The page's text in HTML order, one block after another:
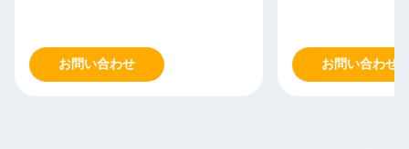
お問い合わせ お問い合わせ